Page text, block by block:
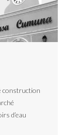
construction
d’eau